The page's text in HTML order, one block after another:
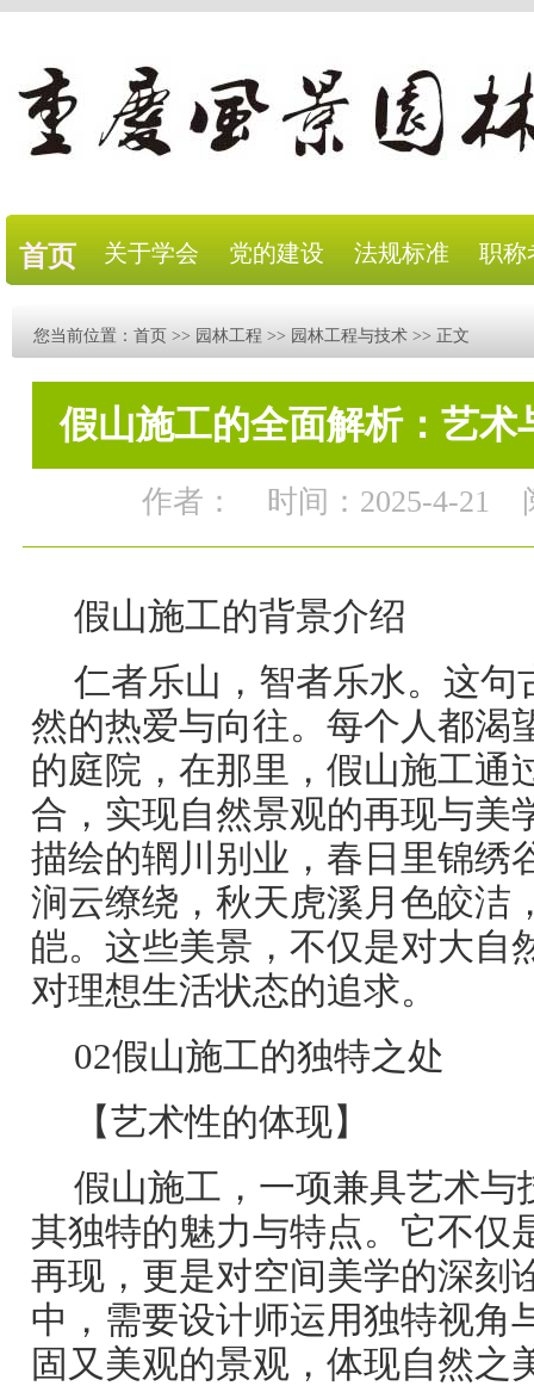
首页 关于学会 党的建设 法规标准 职称
您当前位置： 首页 >> 园林工程 >> 园林工程与技术 >> 正文
假山施工的全面解析：艺术
作者： 时间：2025-4-21
假山施工的背景介绍
仁者乐山，智者乐水。这句
然的热爱与向往。每个人都渴
的庭院，在那里，假山施工通
合，实现自然景观的再现与美
描绘的辋川别业，春日里锦绣
涧云缭绕，秋天虎溪月色皎洁
皑。这些美景，不仅是对大自
对理想生活状态的追求。
02假山施工的独特之处
【艺术性的体现】
假山施工，一项兼具艺术与
其独特的魅力与特点。它不仅
再现，更是对空间美学的深刻
中，需要设计师运用独特视角
固又美观的景观，体现自然之